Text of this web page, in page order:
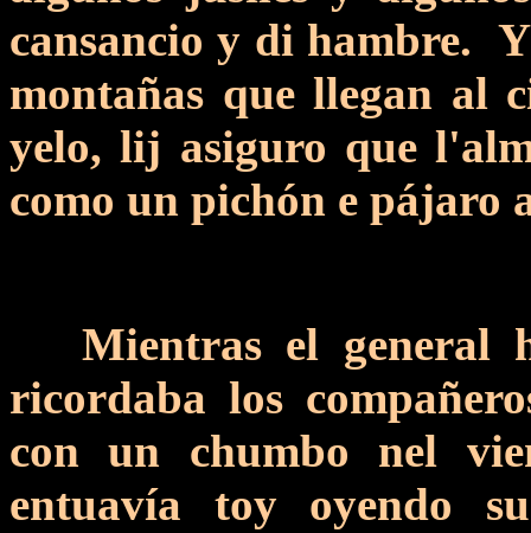
cansancio y di hambre.
montañas que llegan al
yelo, lij asiguro que
como un pichón e pájaro
Mientras el general
ricordaba los
con un chumbo nel
entuavía toy oyendo